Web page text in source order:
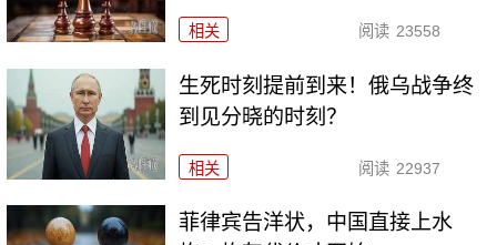
相关 阅读 23558
生死时刻提前到来！俄乌战争终
到见分晓的时刻？
相关 阅读 22937
菲律宾告洋状，中国直接上水